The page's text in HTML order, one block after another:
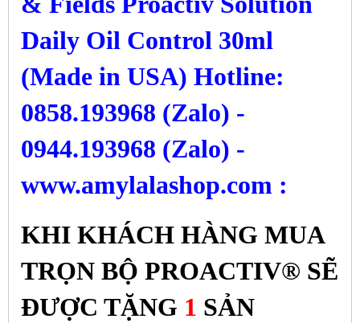
Daily Oil Control 30ml
(Made in USA) Hotline:
0858.193968 (Zalo) -
0944.193968 (Zalo) -
www.amylalashop.com :
KHI KHÁCH HÀNG MUA
TRỌN BỘ PROACTIV® SẼ
ĐƯỢC TẶNG 1 SẢN